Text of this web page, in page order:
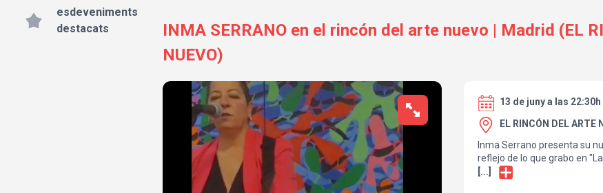
esdeveniments
destacats
INMA SERRANO en el rincón del arte nuevo | Madrid (EL
NUEVO)
13 de juny a las 22:30h
EL RINCÓN DEL ARTE
Inma Serrano presenta su
reflejo de lo que grabo en
pasado mes de mayo.
[...]